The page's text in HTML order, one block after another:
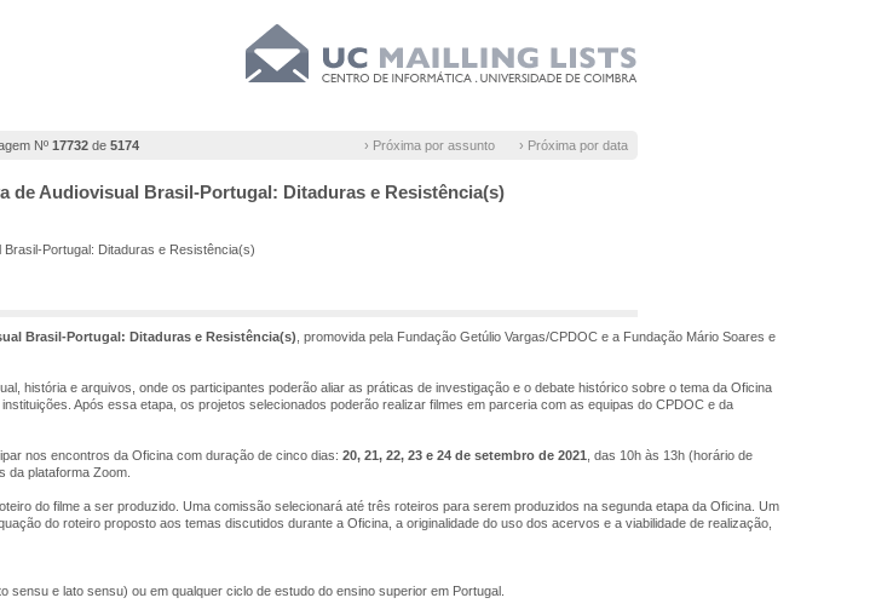
Nº 17732 de 5174 › Próxima por assunto › Próxima por data
Audiovisual Brasil-Portugal: Ditaduras e Resistência(s)
Portugal: Ditaduras e Resistência(s)
Brasil-Portugal: Ditaduras e Resistência(s) , promovida pela Fundação Getúlio Vargas/CPDOC e a Fundação Mário Soares e
história e arquivos, onde os participantes poderão aliar as práticas de investigação e o debate histórico sobre o tema da Oficina
Após essa etapa, os projetos selecionados poderão realizar filmes em parceria com as equipas do CPDOC e da
nos encontros da Oficina com duração de cinco dias: 20, 21, 22, 23 e 24 de setembro de 2021 , das 10h às 13h (horário de
da plataforma Zoom.
do filme a ser produzido. Uma comissão selecionará até três roteiros para serem produzidos na segunda etapa da Oficina. Um
do roteiro proposto aos temas discutidos durante a Oficina, a originalidade do uso dos acervos e a viabilidade de realização,
e lato sensu) ou em qualquer ciclo de estudo do ensino superior em Portugal.